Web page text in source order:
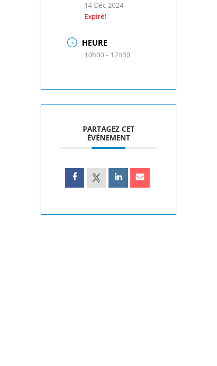
14 Déc 2024
Expiré!
HEURE
10h00 - 12h30
PARTAGEZ CET
ÉVÉNEMENT